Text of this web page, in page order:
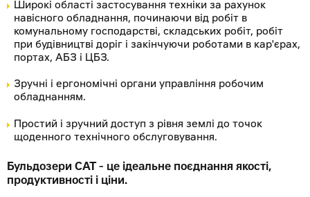
Широкі області застосування техніки за рахунок
навісного обладнання, починаючи від робіт в
комунальному господарстві, складських робіт, робіт
при будівництві доріг і закінчуючи роботами в кар'єрах,
портах, АБЗ і ЦБЗ.
Зручні і ергономічні органи управління робочим
обладнанням.
Простий і зручний доступ з рівня землі до точок
щоденного технічного обслуговування.
Бульдозери CAT - це ідеальне поєднання якості,
продуктивності і ціни.